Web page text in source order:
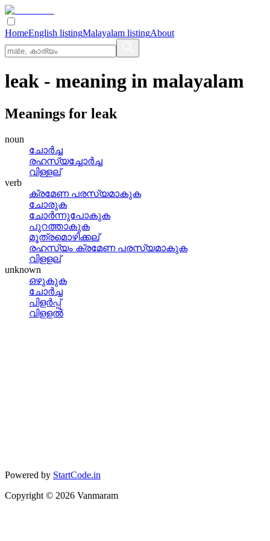
HomeEnglish listingMalayalam listingAbout
leak - meaning in malayalam
Meanings for leak
noun
ചോര്‍ച്ച
രഹസ്യച്ചോര്‍ച്ച
വിള്ളല്
verb
ക്രമേണ പരസ്യമാകുക
ചോരുക
ചോര്‍ന്നുപോകുക
പുറത്താകുക
മൂത്രമൊഴിക്കല്
രഹസ്യം ക്രമേണ പരസ്യമാകുക
വിളളല്
unknown
ഒഴുകുക
ചോര്‍ച്ച
പിളര്‍പ്പ്
വിളളല്‍
Powered by StartCode.in
Copyright © 2026 Vanmaram